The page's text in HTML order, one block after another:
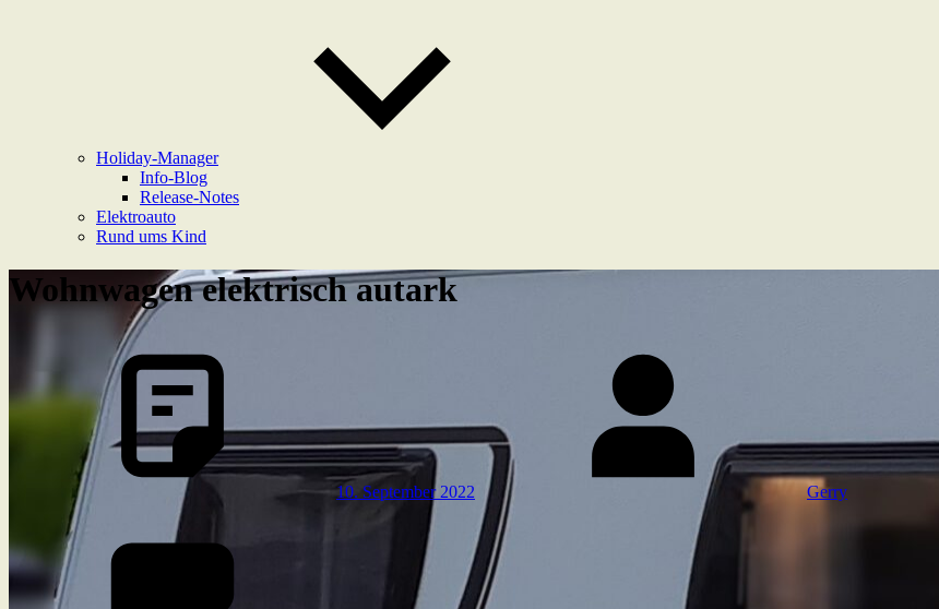
Holiday-Manager
Info-Blog
Release-Notes
Elektroauto
Rund ums Kind
Wohnwagen elektrisch autark
10. September 2022 Gerry